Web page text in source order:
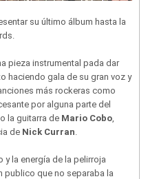
su último álbum hasta la
pieza instrumental pada dar
haciendo gala de su gran voz y
más rockeras como
por alguna parte del
la guitarra de Mario Cobo,
de Nick Curran.
y la energía de la pelirroja
publico que no separaba la